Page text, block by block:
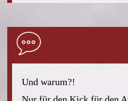
Und warum?!